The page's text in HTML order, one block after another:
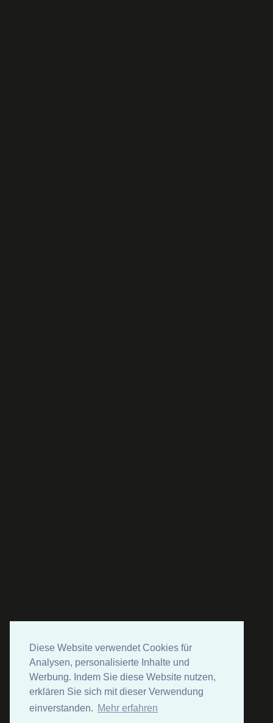
Diese Website verwendet Cookies für
Analysen, personalisierte Inhalte und
Werbung. Indem Sie diese Website nutzen,
erklären Sie sich mit dieser Verwendung
einverstanden. Mehr erfahren